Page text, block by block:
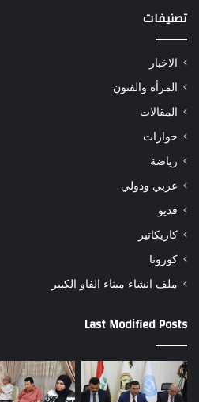
تصنيفات
الاخبار
المرأة والفنون
المقالات
حوارات
رياضة
عربي ودولي
فديو
كاريكاتير
كورونا
ملف انشاء ميناء الفاو الكبير
Last Modified Posts